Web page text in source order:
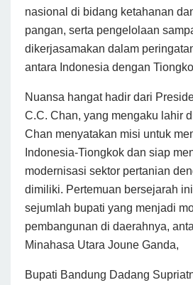
nasional di bidang ketahanan
pangan, serta pengelolaan
dikerjasamakan dalam
antara Indonesia dengan
Nuansa hangat hadir dari
C.C. Chan, yang mengaku lahir
Chan menyatakan misi untuk
Indonesia-Tiongkok dan siap
modernisasi sektor pertanian
dimiliki. Pertemuan bersejarah
sejumlah bupati yang menjadi
pembangunan di daerahnya,
Minahasa Utara Joune Ganda,
Bupati Bandung Dadang